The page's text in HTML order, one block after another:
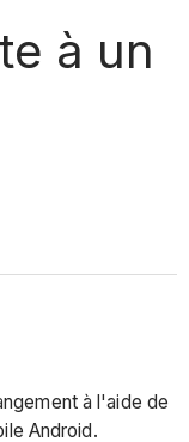
à un
à l'aide de
Android.